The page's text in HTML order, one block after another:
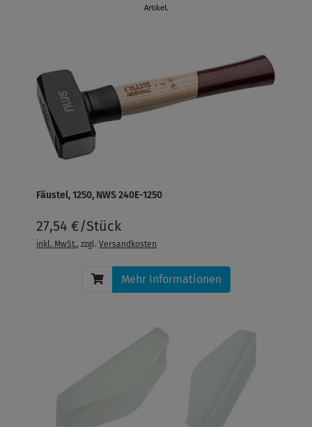
Artikel.
Fäustel, 1250, NWS 240E-1250
27,54 €/Stück
inkl. MwSt., zzgl.Versandkosten
Mehr Informationen